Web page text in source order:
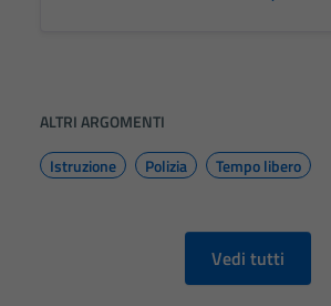
ALTRI ARGOMENTI
Istruzione
Polizia Tempo libero
Vedi tutti